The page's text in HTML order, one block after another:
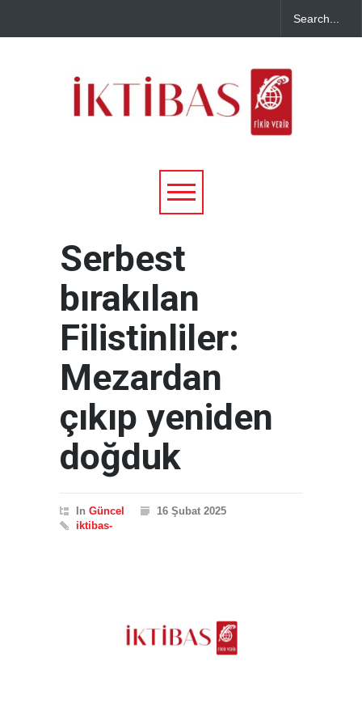
Serbest
bırakılan
Filistinliler:
Mezardan
çıkıp yeniden
doğduk
In Güncel
16 Şubat 2025
iktibas-